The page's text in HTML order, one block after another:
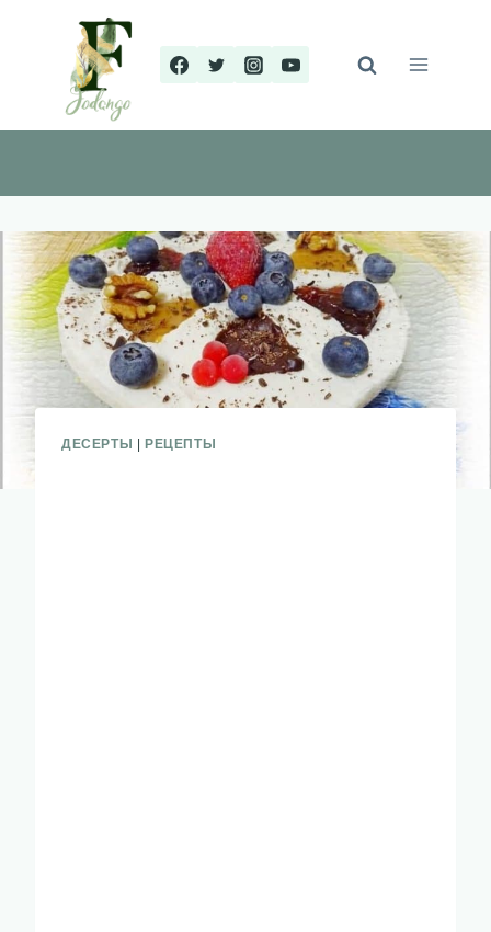
содержимому
ДЕСЕРТЫ РЕЦЕПТЫ